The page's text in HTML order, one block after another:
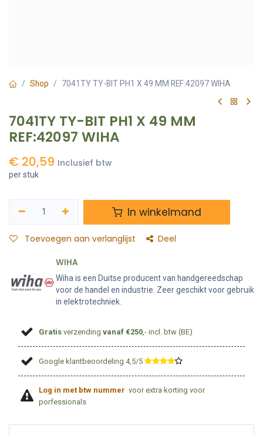
Shop 7041TY TY-BIT PH1 X 49 MM REF:42097 WIHA
7041TY TY-BIT PH1 X 49 MM
REF:42097 WIHA
€ 20,59 Inclusief btw
per stuk
In winkelmand
Toevoegen aan verlanglijst Deel
WIHA
Wiha is een Duitse producent van handgereedschap
voor de handel en industrie. Zeer geschikt voor gebruik
in elektrotechniek.
Gratis verzendingvanaf €250 ,- incl. btw (BE)
Google klantbeoordeling 4,5/5 ​
Log in met btw nummer voor extra korting voor
porfessionals